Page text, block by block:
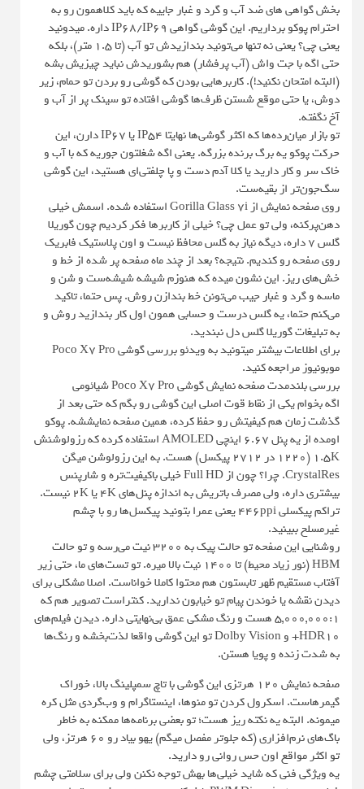
بخش گواهی های ضد آب و گرد و غبار جاییه که باید کلاهمون رو به
احترام پوکو برداریم. این گوشی گواهی IP68/IP69 داره. میدونید
یعنی چی؟ یعنی نه تنها می‌تونید بندازیدش تو آب (تا ۱.۵ متر)، بلکه
حتی اگه با جت واش (آب پرفشار) هم بشوریدش نباید چیزیش بشه
(البته امتحان نکنید!). کاربرهایی بودن که گوشی رو بردن تو حمام، زیر
دوش، یا حتی موقع شستن ظرف‌ها گوشی افتاده تو سینک پر از آب و
آخ نگفته.
تو بازار میان‌رده‌ها که اکثر گوشی‌ها نهایتا IP54 یا IP67 دارن، این
حرکت پوکو یه برگ برنده بزرگه. یعنی اگه شغلتون جوریه که با آب و
خاک سر و کار دارید یا کلا آدم دست و پا چلفتی‌ای هستید، این گوشی
سگ‌جون‌تر از بقیه‌ست.
روی صفحه نمایش از Gorilla Glass 7i استفاده شده. اسمش خیلی
دهن‌پرکنه، ولی تو عمل چی؟ خیلی از کاربرها فکر کردیم چون گوریلا
گلس ۷ داره، دیگه نیاز به گلس محافظ نیست و اون پلاستیک فابریک
روی صفحه رو کندیم. نتیجه؟ بعد از چند ماه صفحه پر شده از خط و
خش‌های ریز. این نشون میده که هنوزم شیشه شیشه‌ست و شن و
ماسه و گرد و غبار جیب می‌تونن خط بندازن روش. پس حتما، تاکید
می‌کنم حتما، یه گلس درست و حسابی همون اول کار بندازید روش و
به تبلیغات گوریلا گلس دل نبندید.
برای اطلاعات بیشتر میتونید به ویدئو بررسی گوشی Poco X7 Pro
موبونیوز مراجعه کنید.
بررسی بلندمدت صفحه نمایش گوشی Poco X7 Pro شیائومی
اگه بخوام یکی از نقاط قوت اصلی این گوشی رو بگم که حتی بعد از
گذشت زمان هم کیفیتش رو حفظ کرده، همین صفحه نمایششه. پوکو
اومده از یه پنل ۶.۶۷ اینچی AMOLED استفاده کرده که رزولوشنش
۱.۵K (۱۲۲۰ در ۲۷۱۲ پیکسل) هست. به این رزولوشن میگن
CrystalRes. چرا؟ چون از Full HD خیلی باکیفیت‌تره و شارپنس
بیشتری داره، ولی مصرف باتریش به اندازه پنل‌های 4K یا 2K نیست.
تراکم پیکسلی ۴۴۶ppi یعنی عمرا بتونید پیکسل‌ها رو با چشم
غیرمسلح ببینید.
روشنایی این صفحه تو حالت پیک به ۳۲۰۰ نیت می‌رسه و تو حالت
HBM (نور زیاد محیط) تا ۱۴۰۰ نیت بالا میره. تو تست‌های ما، حتی زیر
آفتاب مستقیم ظهر تابستون هم محتوا کاملا خواناست. اصلا مشکلی برای
دیدن نقشه یا خوندن پیام تو خیابون ندارید. کنتراست تصویر هم که
۵,۰۰۰,۰۰۰:۱ هست و رنگ مشکی عمق بی‌نهایتی داره. دیدن فیلم‌های
HDR10+ و Dolby Vision تو این گوشی واقعا لذت‌بخشه و رنگ‌ها
به شدت زنده و پویا هستن.
صفحه نمایش ۱۲۰ هرتزی این گوشی با تاچ سمپلینگ بالا، خوراک
گیمرهاست. اسکرول کردن تو منوها، اینستاگرام و وب‌گردی مثل کره
میمونه. البته یه نکته ریز هست؛ تو بعضی برنامه‌ها ممکنه به خاطر
باگ‌های نرم‌افزاری (که جلوتر مفصل میگم) یهو بیاد رو ۶۰ هرتز، ولی
تو اکثر مواقع اون حس روانی رو دارید.
یه ویژگی فنی که شاید خیلی‌ها بهش توجه نکنن ولی برای سلامتی چشم